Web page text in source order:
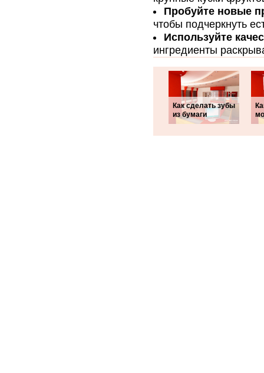
Пробуйте новые
чтобы подчеркнуть
Используйте
ингредиенты
Как сделать зубы
из бумаги